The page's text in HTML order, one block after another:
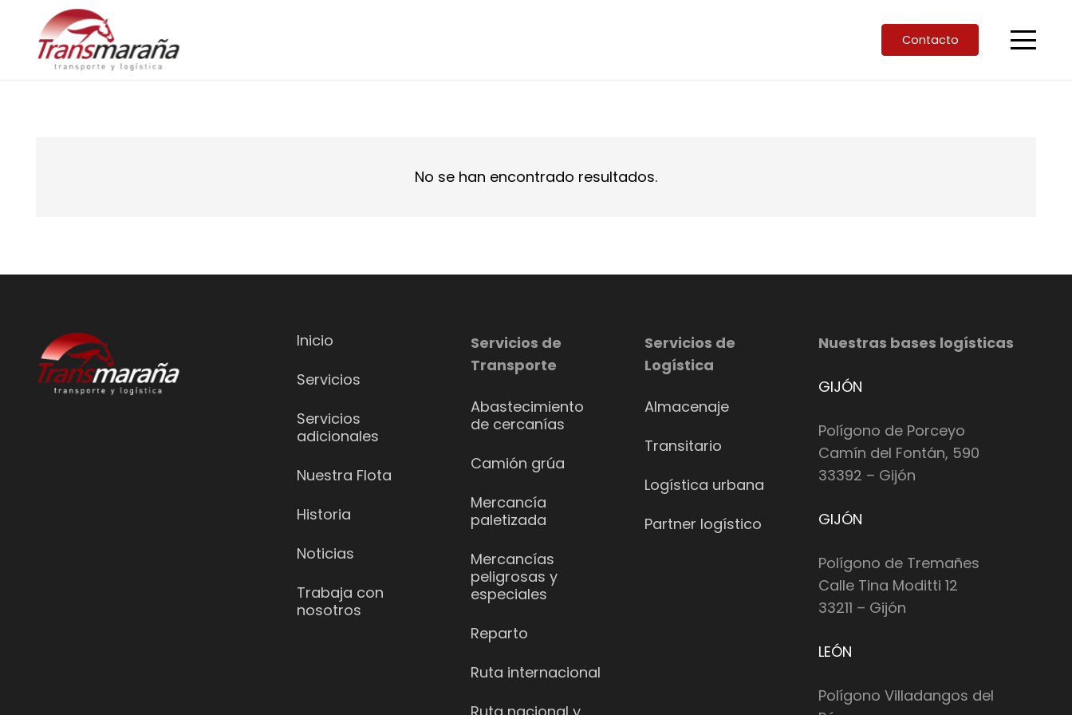
Contacto
No se han encontrado resultados.
Inicio
Servicios
Servicios
adicionales
Nuestra Flota
Historia
Noticias
Trabaja con
nosotros
Servicios de
Transporte
Abastecimiento
de cercanías
Camión grúa
Mercancía
paletizada
Mercancías
peligrosas y
especiales
Reparto
Ruta internacional
Servicios de
Logística
Almacenaje
Transitario
Logística urbana
Partner logístico
Nuestras bases logísticas
GIJÓN
Polígono de Porceyo
Camín del Fontán, 590
33392 – Gijón
GIJÓN
Polígono de Tremañes
Calle Tina Moditti 12
33211 – Gijón
LEÓN
Polígono Villadangos del